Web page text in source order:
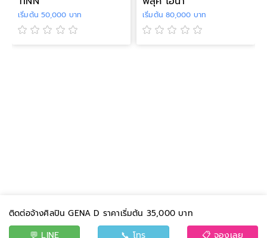
เริ่มต้น 50,000 บาท เริ่มต้น 80,000 บาท
ติดต่อจ้างศิลปิน GENA D ราคาเริ่มต้น 35,000 บาท
💬 LINE
📞 โทร 📋 จองเลย